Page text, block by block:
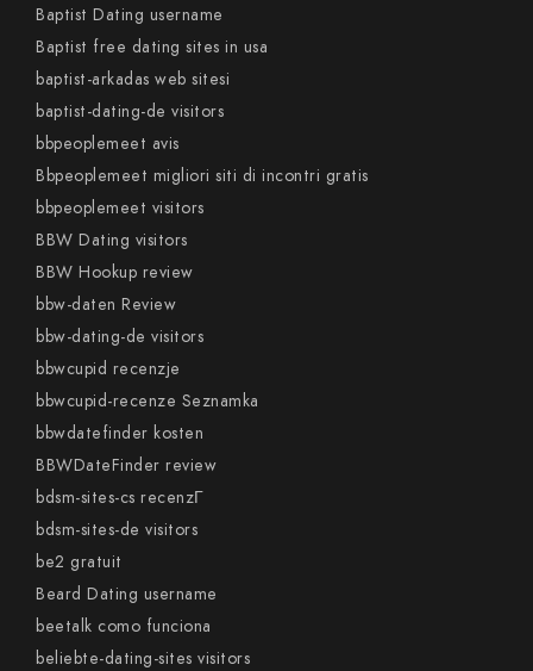
Baptist Dating username
Baptist free dating sites in usa
baptist-arkadas web sitesi
baptist-dating-de visitors
bbpeoplemeet avis
Bbpeoplemeet migliori siti di incontri gratis
bbpeoplemeet visitors
BBW Dating visitors
BBW Hookup review
bbw-daten Review
bbw-dating-de visitors
bbwcupid recenzje
bbwcupid-recenze Seznamka
bbwdatefinder kosten
BBWDateFinder review
bdsm-sites-cs recenzГ­
bdsm-sites-de visitors
be2 gratuit
Beard Dating username
beetalk como funciona
beliebte-dating-sites visitors